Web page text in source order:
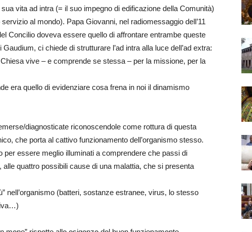
vita ad intra (= il suo impegno di edificazione della Comunità)
al mondo). Papa Giovanni, nel radiomessaggio dell’11
Concilio doveva essere quello di affrontare entrambe queste
ci chiede di strutturare l’ad intra alla luce dell’ad extra:
vive – e comprende se stessa – per la missione, per la
era quello di evidenziare cosa frena in noi il dinamismo
diagnosticate riconoscendole come rottura di questa
che porta al cattivo funzionamento dell’organismo stesso.
essere meglio illuminati a comprendere che passi di
quattro possibili cause di una malattia, che si presenta
nell’organismo (batteri, sostanze estranee, virus, lo stesso